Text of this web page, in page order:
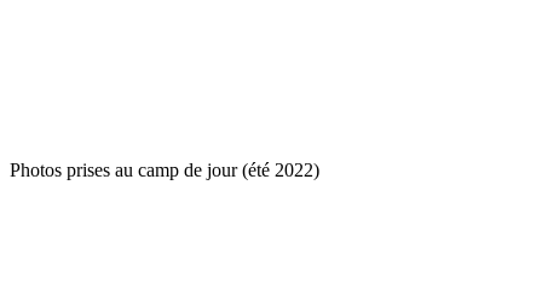
Photos prises au camp de jour (été 2022)